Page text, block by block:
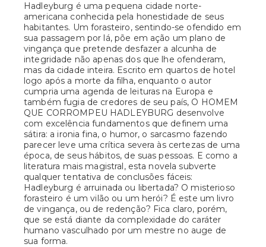
Hadleyburg é uma pequena cidade norte-
americana conhecida pela honestidade de seus
habitantes. Um forasteiro, sentindo-se ofendido em
sua passagem por lá, põe em ação um plano de
vingança que pretende desfazer a alcunha de
integridade não apenas dos que lhe ofenderam,
mas da cidade inteira. Escrito em quartos de hotel
logo após a morte da filha, enquanto o autor
cumpria uma agenda de leituras na Europa e
também fugia de credores de seu país, O HOMEM
QUE CORROMPEU HADLEYBURG desenvolve
com excelência fundamentos que definem uma
sátira: a ironia fina, o humor, o sarcasmo fazendo
parecer leve uma crítica severa às certezas de uma
época, de seus hábitos, de suas pessoas. E como a
literatura mais magistral, esta novela subverte
qualquer tentativa de conclusões fáceis:
Hadleyburg é arruinada ou libertada? O misterioso
forasteiro é um vilão ou um herói? É este um livro
de vingança, ou de redenção? Fica claro, porém,
que se está diante da complexidade do caráter
humano vasculhado por um mestre no auge de
sua forma.